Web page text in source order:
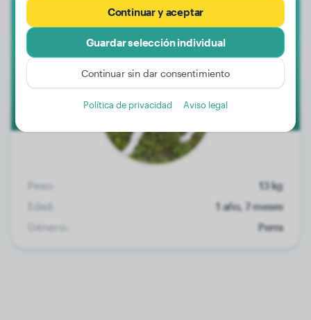
Angy
Peso:
13 kg
Edad:
1 año, 7 meses
Género:
Perra
Continuar y aceptar
Guardar selección individual
Continuar sin dar consentimiento
Política de privacidad Aviso legal